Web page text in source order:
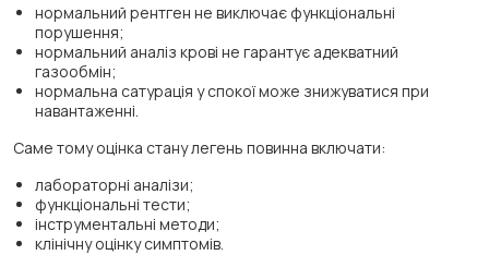
нормальний рентген не виключає функціональні
порушення;
нормальний аналіз крові не гарантує адекватний
газообмін;
нормальна сатурація у спокої може знижуватися при
навантаженні.
Саме тому оцінка стану легень повинна включати:
лабораторні аналізи;
функціональні тести;
інструментальні методи;
клінічну оцінку симптомів.